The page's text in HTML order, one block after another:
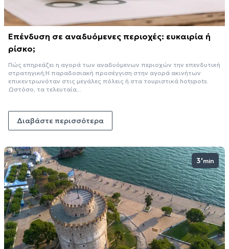
Επένδυση σε αναδυόμενες περιοχές: ευκαιρία ή
ρίσκο;
Πώς επηρεάζει η αγορά των αναδυόμενων περιοχών την επενδυτική
στρατηγική;Η παραδοσιακή προσέγγιση στην αγορά ακινήτων
επικεντρωνόταν στις μεγάλες πόλεις ή στα τουριστικά hotspots.
Ωστόσο, τα τελευταία...
Διαβάστε περισσότερα
3'min